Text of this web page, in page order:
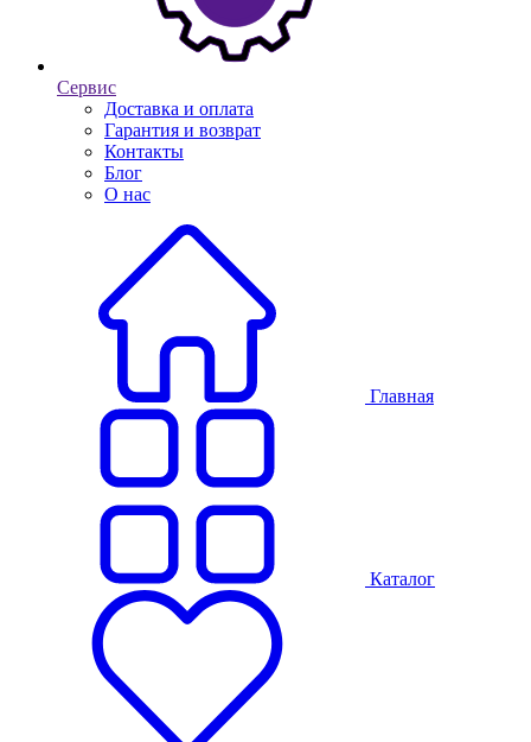
Сервис
Доставка и оплата
Гарантия и возврат
Контакты
Блог
О нас
Главная
Каталог